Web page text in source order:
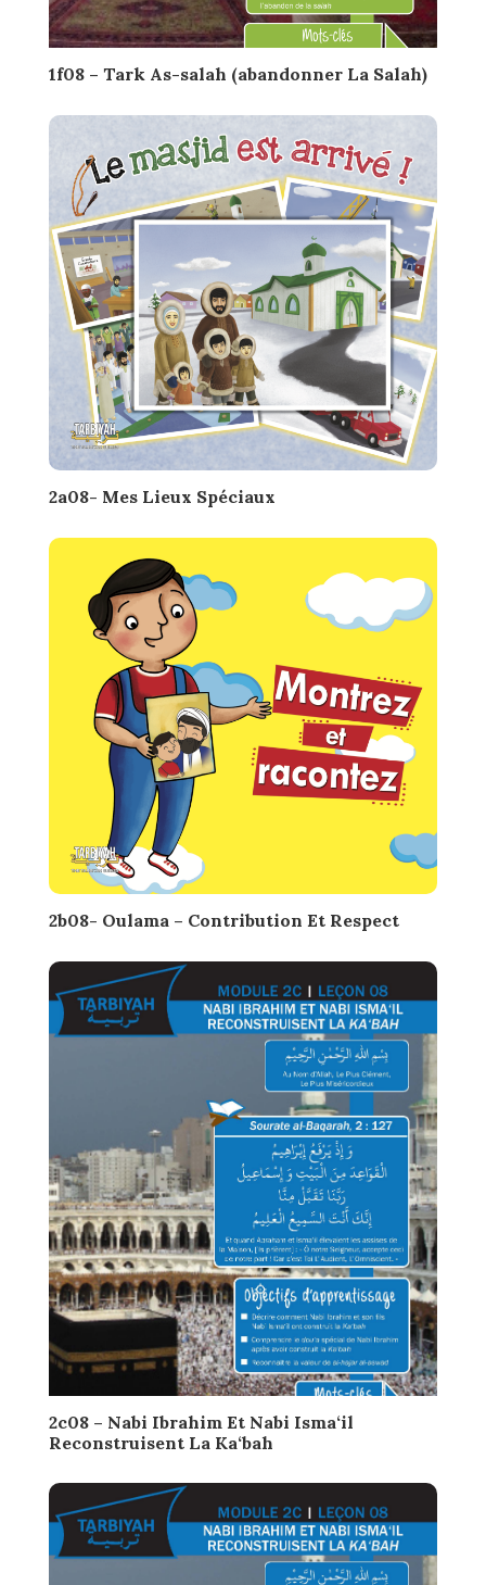
1f08 – Tark As-salah (abandonner La Salah)
2a08- Mes Lieux Spéciaux
2b08- Oulama – Contribution Et Respect
2c08 – Nabi Ibrahim Et Nabi Isma‘il
Reconstruisent La Ka‘bah